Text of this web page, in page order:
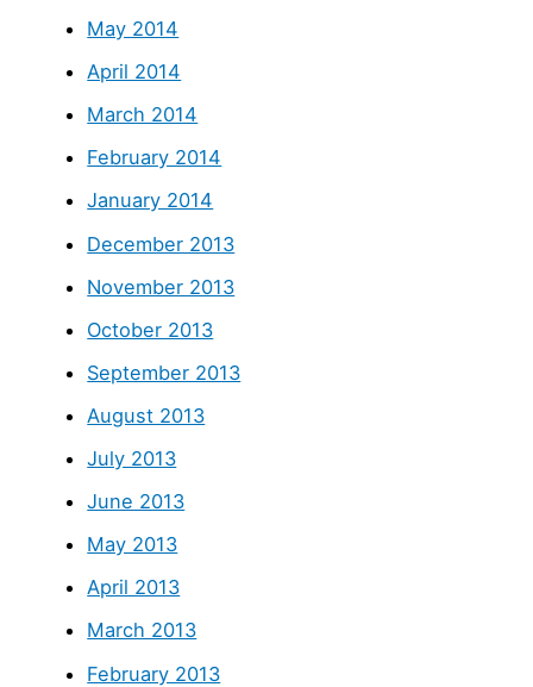
May 2014
April 2014
March 2014
February 2014
January 2014
December 2013
November 2013
October 2013
September 2013
August 2013
July 2013
June 2013
May 2013
April 2013
March 2013
February 2013